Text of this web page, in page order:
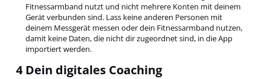
Fitnessarmband nutzt und nicht mehrere Konten mit deinem
Gerät verbunden sind. Lass keine anderen Personen mit
deinem Messgerät messen oder dein Fitnessarmband nutzen,
damit keine Daten, die nicht dir zugeordnet sind, in die App
importiert werden.
4 Dein digitales Coaching